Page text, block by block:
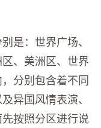
是：世界广场、
、美洲区、世界
分别包含着不同
异国风情表演、
按照分区进行说